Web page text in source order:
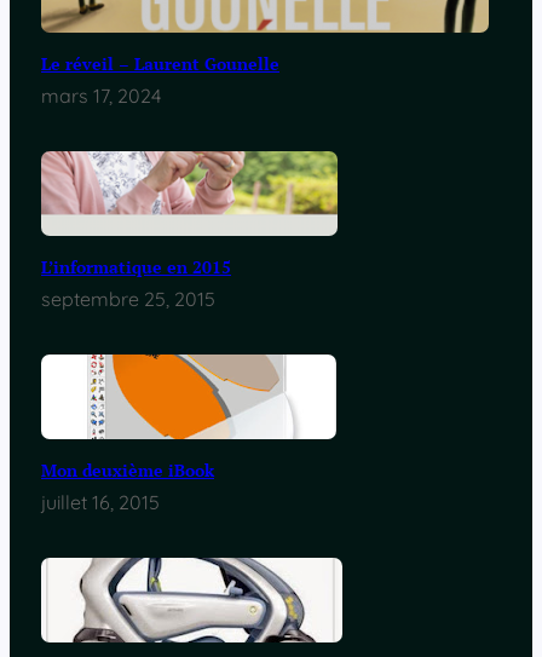
Le réveil – Laurent Gounelle
mars 17, 2024
L’informatique en 2015
septembre 25, 2015
Mon deuxième iBook
juillet 16, 2015